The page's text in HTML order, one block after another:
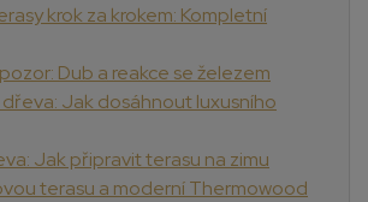
krok za krokem: Kompletní
Dub a reakce se železem
Jak dosáhnout luxusního
Jak připravit terasu na zimu
terasu a moderní Thermowood